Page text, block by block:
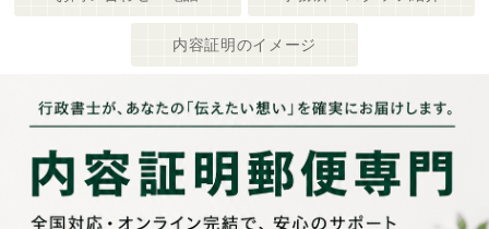
内容証明のイメージ